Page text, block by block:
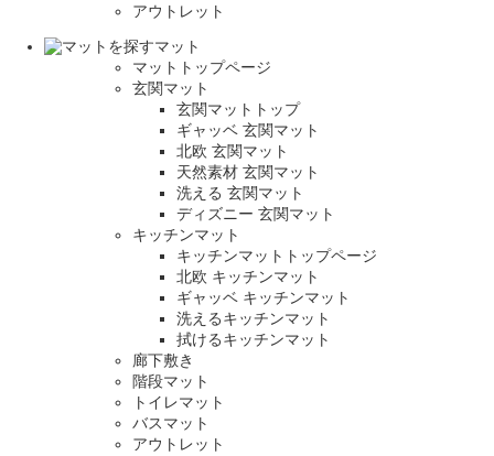
アウトレット
マット
マットトップページ
玄関マット
玄関マットトップ
ギャッベ 玄関マット
北欧 玄関マット
天然素材 玄関マット
洗える 玄関マット
ディズニー 玄関マット
キッチンマット
キッチンマットトップページ
北欧 キッチンマット
ギャッベ キッチンマット
洗えるキッチンマット
拭けるキッチンマット
廊下敷き
階段マット
トイレマット
バスマット
アウトレット